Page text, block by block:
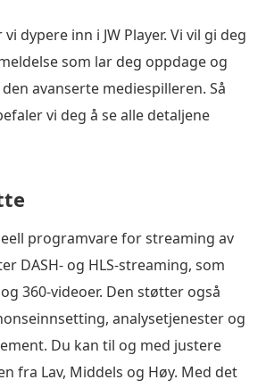
dypere inn i JW Player. Vi vil gi deg
som lar deg oppdage og
avanserte mediespilleren. Så
vi deg å se alle detaljene
programvare for streaming av
DASH- og HLS-streaming, som
360-videoer. Den støtter også
analysetjenester og
Du kan til og med justere
fra Lav, Middels og Høy. Med det